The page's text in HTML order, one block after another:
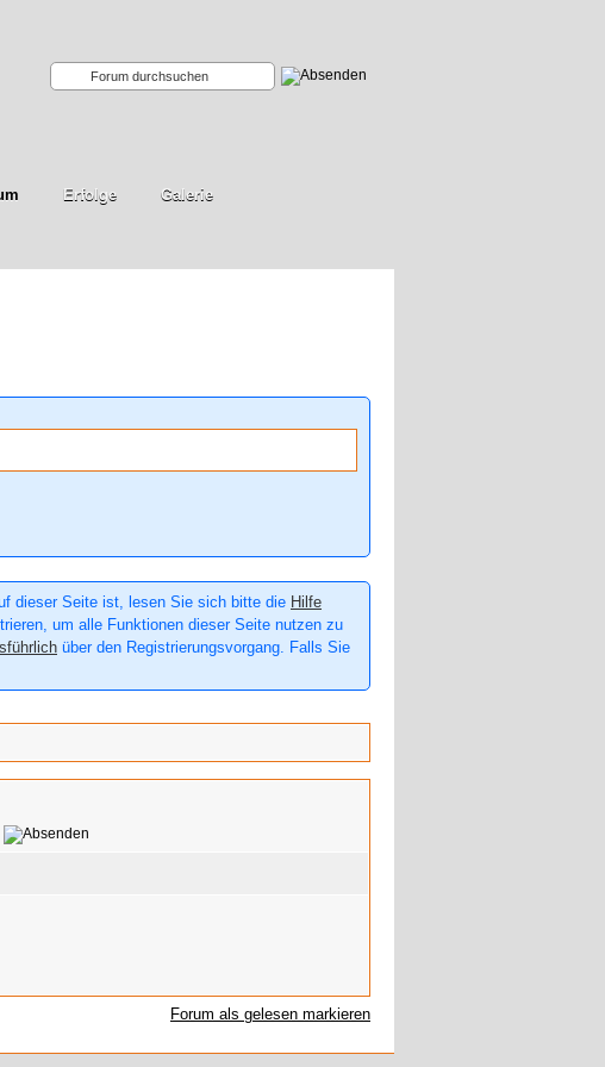
Erfolge Galerie
dieser Seite ist, lesen Sie sich bitte die Hilfe
um alle Funktionen dieser Seite nutzen zu
über den Registrierungsvorgang. Falls Sie
Forum als gelesen markieren